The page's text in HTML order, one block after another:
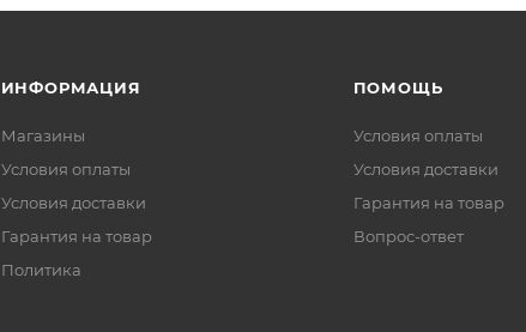
ИНФОРМАЦИЯ
Магазины
Условия оплаты
Условия доставки
Гарантия на товар
Политика
ПОМОЩЬ
Условия оплаты
Условия доставки
Гарантия на товар
Вопрос-ответ